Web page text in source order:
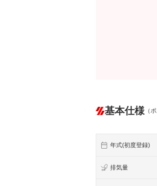
基本仕様 （
年式(初度登録)
排気量